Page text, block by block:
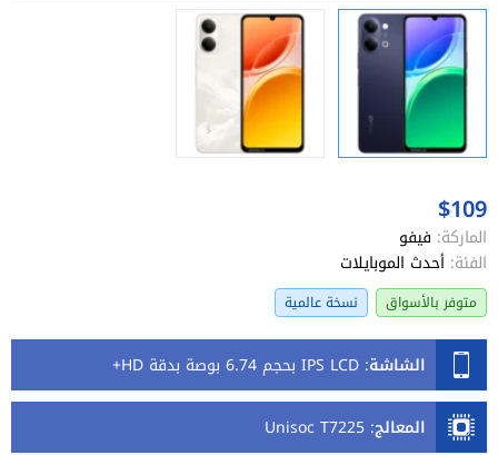
$109
الماركة: فيفو
الفئة: أحدث الموبايلات
متوفر بالأسواق نسخة عالمية
الشاشة: IPS LCD بحجم 6.74 بوصة بدقة HD+
المعالج:
Unisoc T7225